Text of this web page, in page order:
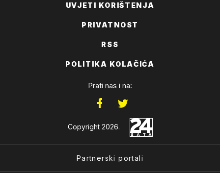
UVJETI KORIŠTENJA
PRIVATNOST
RSS
POLITIKA KOLAČIĆA
Prati nas i na:
Copyright 2026.
Partnerski portali